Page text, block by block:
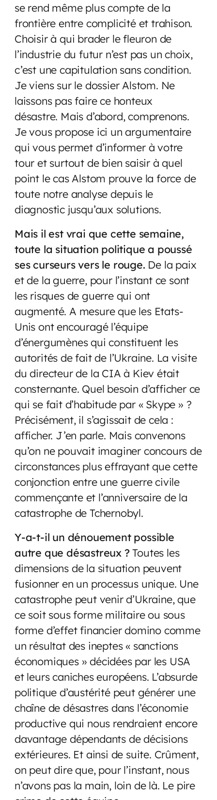
se rend même plus compte de la
frontière entre complicité et trahison.
Choisir à qui brader le fleuron de
l’industrie du futur n’est pas un choix,
c’est une capitulation sans condition.
Je viens sur le dossier Alstom. Ne
laissons pas faire ce honteux
désastre. Mais d’abord, comprenons.
Je vous propose ici un argumentaire
qui vous permet d’informer à votre
tour et surtout de bien saisir à quel
point le cas Alstom prouve la force de
toute notre analyse depuis le
diagnostic jusqu’aux solutions.
Mais il est vrai que cette semaine,
toute la situation politique a poussé
ses curseurs vers le rouge. De la paix
et de la guerre, pour l’instant ce sont
les risques de guerre qui ont
augmenté. A mesure que les Etats-
Unis ont encouragé l’équipe
d’énergumènes qui constituent les
autorités de fait de l’Ukraine. La visite
du directeur de la CIA à Kiev était
consternante. Quel besoin d’afficher ce
qui se fait d’habitude par « Skype » ?
Précisément, il s’agissait de cela :
afficher. J’en parle. Mais convenons
qu’on ne pouvait imaginer concours de
circonstances plus effrayant que cette
conjonction entre une guerre civile
commençante et l’anniversaire de la
catastrophe de Tchernobyl.
Y-a-t-il un dénouement possible
autre que désastreux ?Toutes les
dimensions de la situation peuvent
fusionner en un processus unique. Une
catastrophe peut venir d’Ukraine, que
ce soit sous forme militaire ou sous
forme d’effet financier domino comme
un résultat des ineptes « sanctions
économiques » décidées par les USA
et leurs caniches européens. L’absurde
politique d’austérité peut générer une
chaîne de désastres dans l’économie
productive qui nous rendraient encore
davantage dépendants de décisions
extérieures. Et ainsi de suite. Crûment,
on peut dire que, pour l’instant, nous
n’avons pas la main, loin de là. Le pire